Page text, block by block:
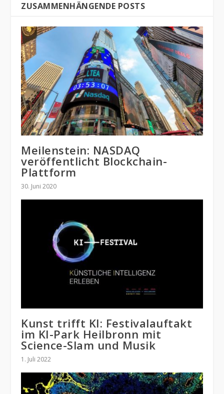
ZUSAMMENHÄNGENDE POSTS
Meilenstein: NASDAQ
veröffentlicht Blockchain-
Plattform
30. Juni 2020
Kunst trifft KI: Festivalauftakt
im KI-Park Heilbronn mit
Science-Slam und Musik
1. Juli 2022